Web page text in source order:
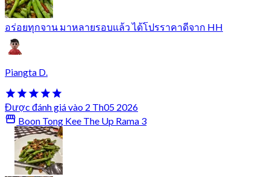
อร่อยทุกจาน มาหลายรอบแล้ว ได้โปรราคาดีจาก HH
Piangta D.
Được đánh giá vào 2 Th05 2026
Boon Tong Kee The Up Rama 3